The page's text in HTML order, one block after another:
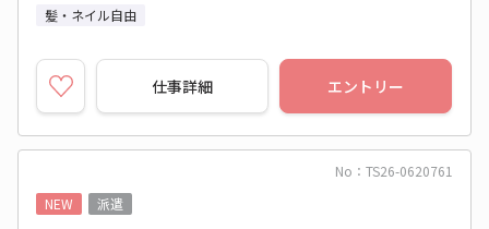
髪・ネイル自由
仕事詳細 エントリー
No：TS26-0620761
NEW
派遣